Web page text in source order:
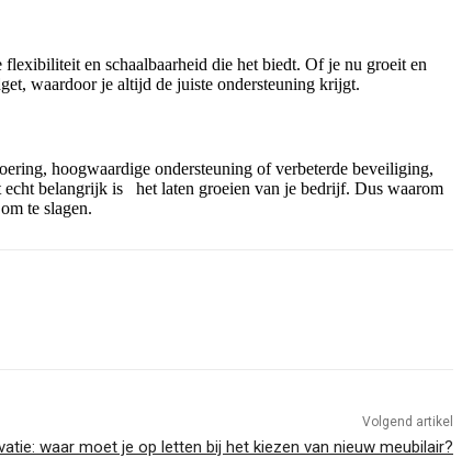
en schaalbaarheid die het biedt. Of je nu groeit en
waardoor je altijd de juiste ondersteuning krijgt.
hoogwaardige ondersteuning of verbeterde beveiliging,
echt belangrijk is het laten groeien van je bedrijf. Dus waarom
te slagen.
Volgend artikel
waar moet je op letten bij het kiezen van nieuw meubilair?